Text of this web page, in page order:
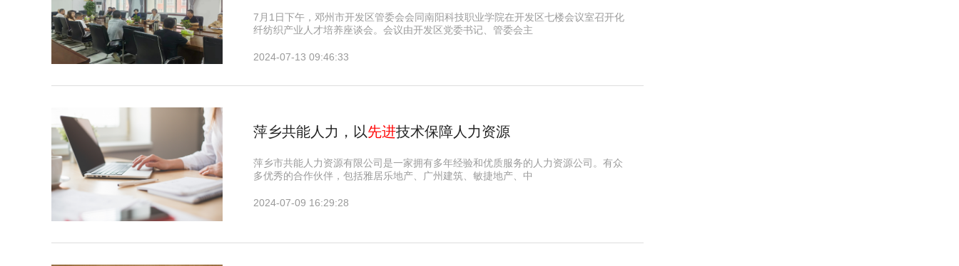
7月1日下午，邓州市开发区管委会会同南阳科技职业学院在开发区七楼会议室召开化
纤纺织产业人才培养座谈会。会议由开发区党委书记、管委会主
2024-07-13 09:46:33
萍乡共能人力，以先进技术保障人力资源
萍乡市共能人力资源有限公司是一家拥有多年经验和优质服务的人力资源公司。有众
多优秀的合作伙伴，包括雅居乐地产、广州建筑、敏捷地产、中
2024-07-09 16:29:28